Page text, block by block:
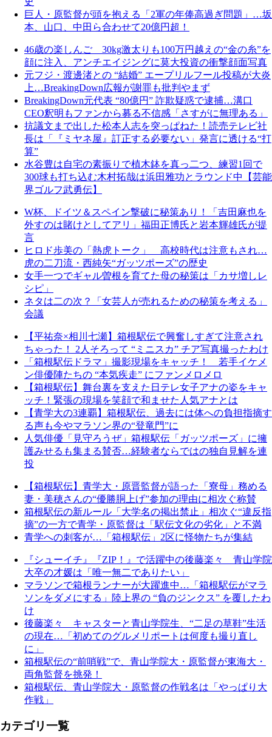
巨人・原監督が頭を抱える「2軍の年俸高過ぎ問題」…坂
本、山口、中田ら合わせて20億円超！
46歳の楽しんご 30kg激太りも100万円越えの“金の糸”を
顔に注入、アンチエイジングに莫大投資の衝撃顔面写真
元フジ・渡邊渚との “結婚” エープリルフール投稿が大炎
上…BreakingDown広報が謝罪も批判やまず
BreakingDown元代表 “80億円” 詐欺疑惑で逮捕…溝口
CEO釈明もファンから募る不信感「さすがに無理ある」
抗議文まで出した松本人志を突っぱねた！読売テレビ社
長は「『ミヤネ屋』訂正する必要ない」発言に透ける“打
算”
水谷豊は自宅の素振りで植木鉢を真っ二つ、練習1回で
300球も打ち込む木村拓哉は浜田雅功とラウンド中【芸能
界ゴルフ武勇伝】
W杯、ドイツ＆スペイン撃破に秘策あり！「吉田麻也を
外すのは賭けとしてアリ」福田正博氏と岩本輝雄氏が提
言
ヒロド歩美の「熱虎トーク」 高校時代は注意もされ…
虎の二刀流・西純矢“ガッツポーズ”の歴史
女手一つでギャル曽根を育てた母の秘策は「カサ増しレ
シピ」
ネタは二の次？「女芸人が売れるための秘策を考える」
会議
【平祐奈×相川七瀬】箱根駅伝で興奮しすぎて注意され
ちゃった！ 2人そろって “ミニスカ” チア写真撮ったわけ
「箱根駅伝ドラマ」撮影現場をキャッチ！ 若手イケメ
ン俳優陣たちの “本気疾走” にファンメロメロ
【箱根駅伝】舞台裏を支えた日テレ女子アナの姿をキャ
ッチ！緊張の現場を笑顔で和ませた人気アナとは
【青学大の3連覇】箱根駅伝、過去には体への負担指摘す
る声も今やマラソン界の“登竜門”に
人気俳優「見守ろうぜ」箱根駅伝「ガッツポーズ」に擁
護みせるも集まる賛否…経験者ならではの独自見解を連
投
【箱根駅伝】青学大・原晋監督が語った「寮母」務める
妻・美穂さんの“優勝胴上げ”参加の理由に相次ぐ称賛
箱根駅伝の新ルール「大学名の掲出禁止」相次ぐ“違反指
摘”の一方で青学・原監督は「駅伝文化の劣化」と不満
青学への刺客が…「箱根駅伝」2区に怪物たちが集結
『シューイチ』『ZIP！』で活躍中の後藤楽々 青山学院
大卒の才媛は「唯一無二でありたい」
マラソンで箱根ランナーが大躍進中…「箱根駅伝がマラ
ソンをダメにする」陸上界の “負のジンクス” を覆したわ
け
後藤楽々 キャスターと青山学院生、“二足の草鞋”生活
の現在…「初めてのグルメリポートは何度も撮り直し
に」
箱根駅伝の“前哨戦”で、青山学院大・原監督が東海大・
両角監督を挑発！
箱根駅伝、青山学院大・原監督の作戦名は「やっぱり大
作戦」
カテゴリ一覧